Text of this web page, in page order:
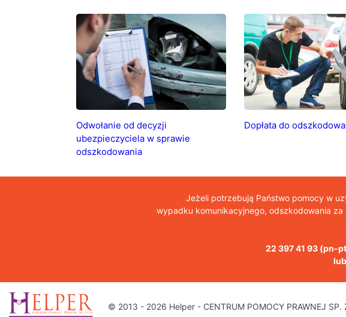
Odwołanie od decyzji
ubezpieczyciela w sprawie
odszkodowania
Dopłata do
Jeżeli potrzebują Państwo pomocy w
wypadku komunikacyjnego, odszkodowania
22 397 41 93(pn-pt
© 2013 - 2026 Helper - CENTRUM POMOCY PRAWNEJ